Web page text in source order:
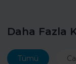
Daha Fazla
Tümü